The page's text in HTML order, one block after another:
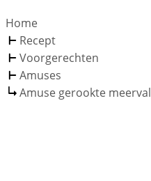
Home
Recept
Voorgerechten
Amuses
Amuse gerookte meerval